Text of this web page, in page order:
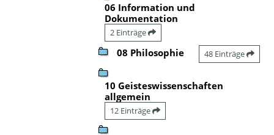
06 Information und
Dokumentation
2 Einträge
08 Philosophie 48 Einträge
10 Geisteswissenschaften
allgemein
12 Einträge